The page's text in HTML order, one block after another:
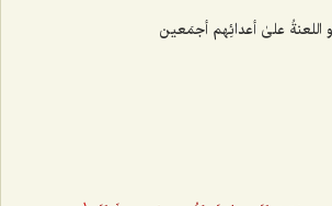
و اللعنةُ علیٰ أعدائِهم أجمَعین